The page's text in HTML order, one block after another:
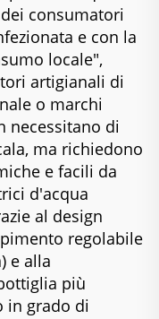
consumatori
e con la
locale",
artigianali di
o marchi
necessitano di
ma richiedono
e facili da
d'acqua
al design
regolabile
e alla
più
in grado di